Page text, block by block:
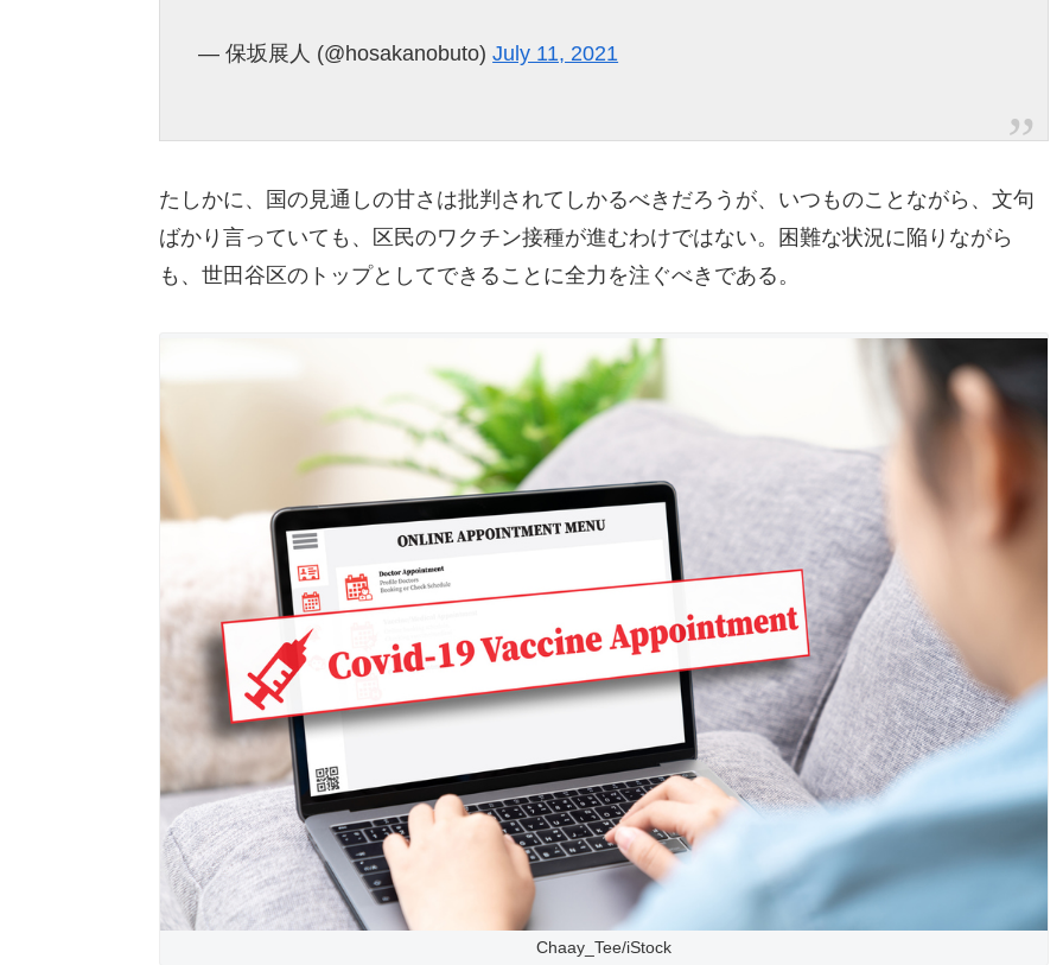
— 保坂展人 (@hosakanobuto)July 11, 2021
たしかに、国の見通しの甘さは批判されてしかるべきだろうが、いつものことながら、文句
ばかり言っていても、区民のワクチン接種が進むわけではない。困難な状況に陥りながら
も、世田谷区のトップとしてできることに全力を注ぐべきである。
Chaay_Tee/iStock